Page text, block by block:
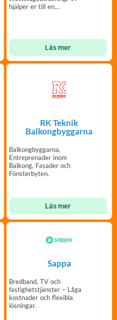
hjälper er till en
Läs mer
RK Teknik
Balkongbyggarna
Balkongbyggarna,
Entreprenader inom
Balkong, Fasader och
Fönsterbyten.
Läs mer
Sappa
Bredband, TV och
fastighetstjänster – Låga
kostnader och flexibla
lösningar.